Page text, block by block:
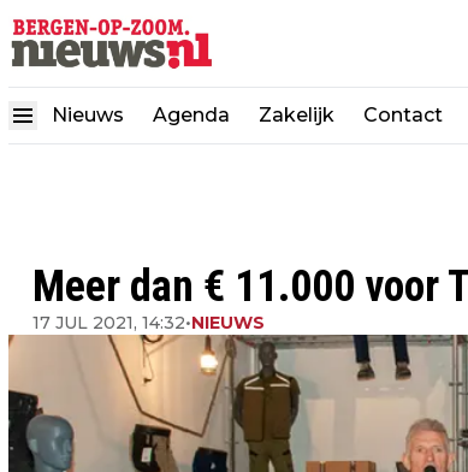
Nieuws Agenda Zakelijk Contact
Meer dan € 11.000 voor
17 JUL 2021, 14:32•NIEUWS